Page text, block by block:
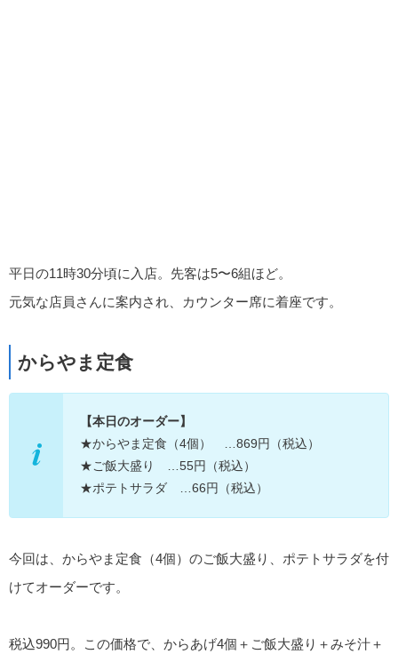
平日の11時30分頃に入店。先客は5〜6組ほど。
元気な店員さんに案内され、カウンター席に着座です。
からやま定食
【本日のオーダー】
★からやま定食（4個） …869円（税込）
★ご飯大盛り …55円（税込）
★ポテトサラダ …66円（税込）
今回は、からやま定食（4個）のご飯大盛り、ポテトサラダを付
けてオーダーです。
税込990円。この価格で、からあげ4個＋ご飯大盛り＋みそ汁＋